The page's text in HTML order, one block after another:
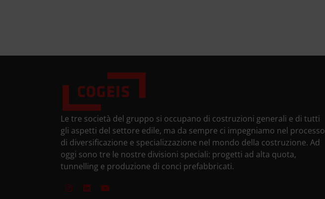
Le tre società del gruppo si occupano di costruzioni generali e di tutti
gli aspetti del settore edile, ma da sempre ci impegniamo nel processo
di diversificazione e specializzazione nel mondo della costruzione. Ad
oggi sono tre le nostre divisioni speciali: progetti ad alta quota,
tunnelling e produzione di conci prefabbricati.